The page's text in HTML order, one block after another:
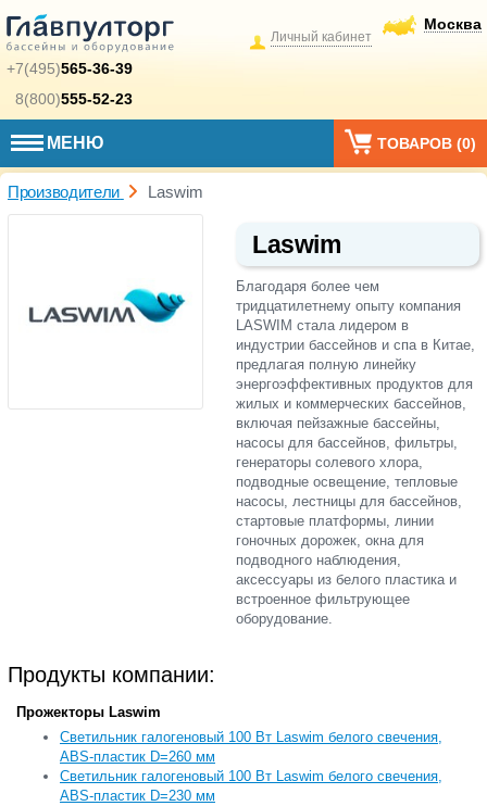
+7(495)565-36-39
8(800)555-52-23
Москва
Личный кабинет
МЕНЮ ТОВАРОВ (0)
Производители Laswim
Laswim
Благодаря более чем
тридцатилетнему опыту компания
LASWIM стала лидером в
индустрии бассейнов и спа в Китае,
предлагая полную линейку
энергоэффективных продуктов для
жилых и коммерческих бассейнов,
включая пейзажные бассейны,
насосы для бассейнов, фильтры,
генераторы солевого хлора,
подводные освещение, тепловые
насосы, лестницы для бассейнов,
стартовые платформы, линии
гоночных дорожек, окна для
подводного наблюдения,
аксессуары из белого пластика и
встроенное фильтрующее
оборудование.
Продукты компании:
Прожекторы Laswim
Cветильник галогеновый 100 Вт Laswim белого свечения,
ABS-пластик D=260 мм
Cветильник галогеновый 100 Вт Laswim белого свечения,
ABS-пластик D=230 мм